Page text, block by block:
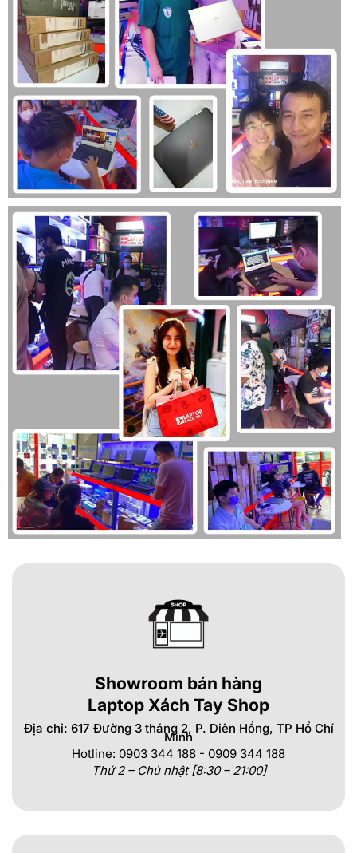
Showroom bán hàng
Laptop Xách Tay Shop
Địa chỉ: 617 Đường 3 tháng 2, P. Diên Hồng, TP Hồ Chí
Minh
Hotline: 0903 344 188 - 0909 344 188
Thứ 2 – Chủ nhật [8:30 – 21:00]